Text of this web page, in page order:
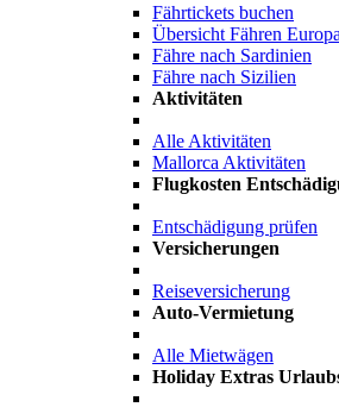
Fährtickets buchen
Übersicht Fähren Europa
Fähre nach Sardinien
Fähre nach Sizilien
Aktivitäten
Alle Aktivitäten
Mallorca Aktivitäten
Flugkosten
Entschädigung prüfen
Versicherungen
Reiseversicherung
Auto-Vermietung
Alle Mietwägen
Holiday Extras